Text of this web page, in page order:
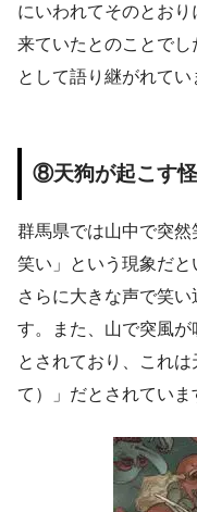
にいわれてそのとお
来ていたとのことで
として語り継がれてい
⑧天狗が起こす
群馬県では山中で突
笑い」という現象だ
さらに大きな声で笑
す。また、山で突風
とされており、これ
て）」だとされていま